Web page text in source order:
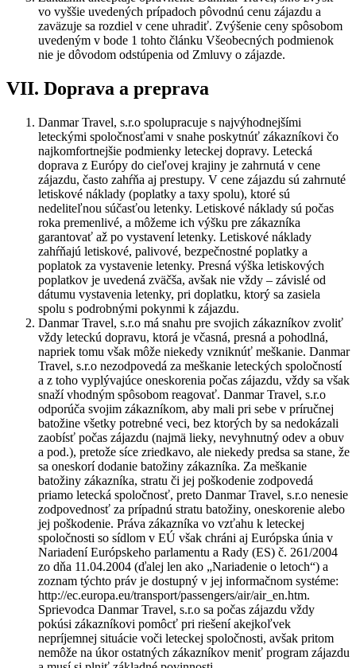
vo vyššie uvedených prípadoch pôvodnú cenu zájazdu a
zaväzuje sa rozdiel v cene uhradiť. Zvýšenie ceny spôsobom
uvedeným v bode 1 tohto článku Všeobecných podmienok
nie je dôvodom odstúpenia od Zmluvy o zájazde.
VII. Doprava a preprava
Danmar Travel, s.r.o spolupracuje s najvýhodnejšími
leteckými spoločnosťami v snahe poskytnúť zákazníkovi čo
najkomfortnejšie podmienky leteckej dopravy. Letecká
doprava z Európy do cieľovej krajiny je zahrnutá v cene
zájazdu, často zahŕňa aj prestupy. V cene zájazdu sú zahrnuté
letiskové náklady (poplatky a taxy spolu), ktoré sú
nedeliteľnou súčasťou letenky. Letiskové náklady sú počas
roka premenlivé, a môžeme ich výšku pre zákazníka
garantovať až po vystavení letenky. Letiskové náklady
zahŕňajú letiskové, palivové, bezpečnostné poplatky a
poplatok za vystavenie letenky. Presná výška letiskových
poplatkov je uvedená zväčša, avšak nie vždy – závislé od
dátumu vystavenia letenky, pri doplatku, ktorý sa zasiela
spolu s podrobnými pokynmi k zájazdu.
Danmar Travel, s.r.o má snahu pre svojich zákazníkov zvoliť
vždy leteckú dopravu, ktorá je včasná, presná a pohodlná,
napriek tomu však môže niekedy vzniknúť meškanie. Danmar
Travel, s.r.o nezodpovedá za meškanie leteckých spoločností
a z toho vyplývajúce oneskorenia počas zájazdu, vždy sa však
snaží vhodným spôsobom reagovať. Danmar Travel, s.r.o
odporúča svojim zákazníkom, aby mali pri sebe v príručnej
batožine všetky potrebné veci, bez ktorých by sa nedokázali
zaobísť počas zájazdu (najmä lieky, nevyhnutný odev a obuv
a pod.), pretože síce zriedkavo, ale niekedy predsa sa stane, že
sa oneskorí dodanie batožiny zákazníka. Za meškanie
batožiny zákazníka, stratu či jej poškodenie zodpovedá
priamo letecká spoločnosť, preto Danmar Travel, s.r.o nenesie
zodpovednosť za prípadnú stratu batožiny, oneskorenie alebo
jej poškodenie. Práva zákazníka vo vzťahu k leteckej
spoločnosti so sídlom v EÚ však chráni aj Európska únia v
Nariadení Európskeho parlamentu a Rady (ES) č. 261/2004
zo dňa 11.04.2004 (ďalej len ako „Nariadenie o letoch“) a
zoznam týchto práv je dostupný v jej informačnom systéme:
http://ec.europa.eu/transport/passengers/air/air_en.htm.
Sprievodca Danmar Travel, s.r.o sa počas zájazdu vždy
pokúsi zákazníkovi pomôcť pri riešení akejkoľvek
nepríjemnej situácie voči leteckej spoločnosti, avšak pritom
nemôže na úkor ostatných zákazníkov meniť program zájazdu